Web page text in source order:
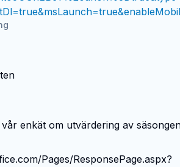
enkät om utvärdering av
Pages/ResponsePage.aspx?